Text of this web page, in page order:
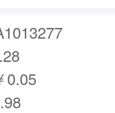
0.05